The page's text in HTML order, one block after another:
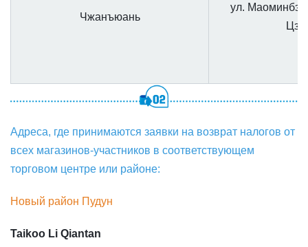
Чжанъюань
ул.
Адреса, где принимаются заявки на возврат налогов от
всех магазинов-участников в соответствующем
торговом центре или районе:
Новый район Пудун
Taikoo Li Qiantan